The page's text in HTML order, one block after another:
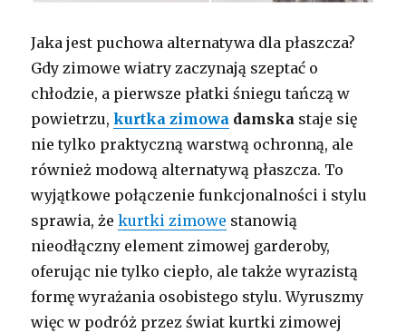
Jaka jest puchowa alternatywa dla płaszcza?
Gdy zimowe wiatry zaczynają szeptać o
chłodzie, a pierwsze płatki śniegu tańczą w
powietrzu,kurtka zimowa damska staje się
nie tylko praktyczną warstwą ochronną, ale
również modową alternatywą płaszcza. To
wyjątkowe połączenie funkcjonalności i stylu
sprawia, żekurtki zimowe stanowią
nieodłączny element zimowej garderoby,
oferując nie tylko ciepło, ale także wyrazistą
formę wyrażania osobistego stylu. Wyruszmy
więc w podróż przez świat kurtki zimowej